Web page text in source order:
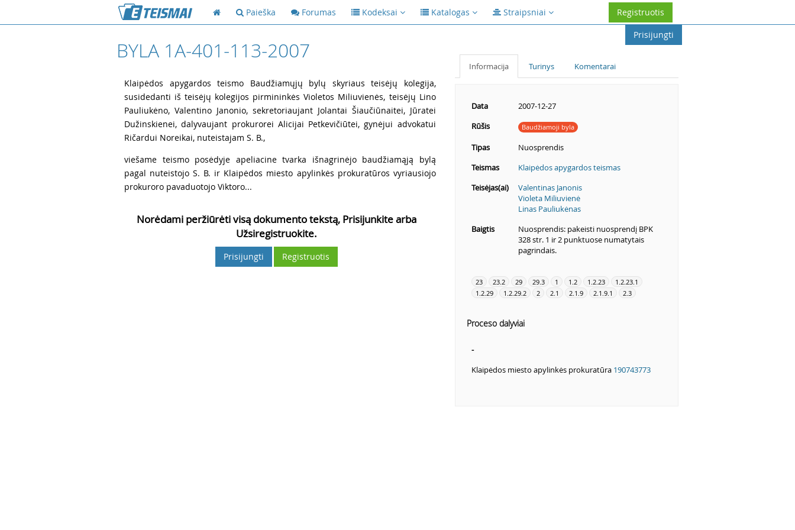
Paieška Forumas Kodeksai Katalogas Straipsniai
Registruotis
Prisijungti
BYLA 1A-401-113-2007
Klaipėdos apygardos teismo Baudžiamųjų bylų skyriaus teisėjų kolegija,
susidedanti iš teisėjų kolegijos pirmininkės Violetos Miliuvienės, teisėjų Lino
Pauliukėno, Valentino Janonio, sekretoriaujant Jolantai Šiaučiūnaitei, Jūratei
Dužinskienei, dalyvaujant prokurorei Alicijai Petkevičiūtei, gynėjui advokatui
Ričardui Noreikai, nuteistajam S. B.,
viešame teismo posėdyje apeliacine tvarka išnagrinėjo baudžiamąją bylą
pagal nuteistojo S. B. ir Klaipėdos miesto apylinkės prokuratūros vyriausiojo
prokuroro pavaduotojo Viktoro...
Norėdami peržiūrėti visą dokumento tekstą, Prisijunkite arba
Užsiregistruokite.
Prisijungti Registruotis
Informacija Turinys Komentarai
Data
2007-12-27
Rūšis
Baudžiamoji byla
Tipas
Nuosprendis
Teismas
Klaipėdos apygardos teismas
Teisėjas(ai)
Valentinas Janonis
Violeta Miliuvienė
Linas Pauliukėnas
Baigtis
Nuosprendis: pakeisti nuosprendį BPK
328 str. 1 ir 2 punktuose numatytais
pagrindais.
23 23.2 29 29.3 1 1.2 1.2.23
1.2.23.1
1.2.29
1.2.29.2 2 2.1 2.1.9 2.1.9.1 2.3
Proceso dalyviai
-
Klaipėdos miesto apylinkės prokuratūra 190743773